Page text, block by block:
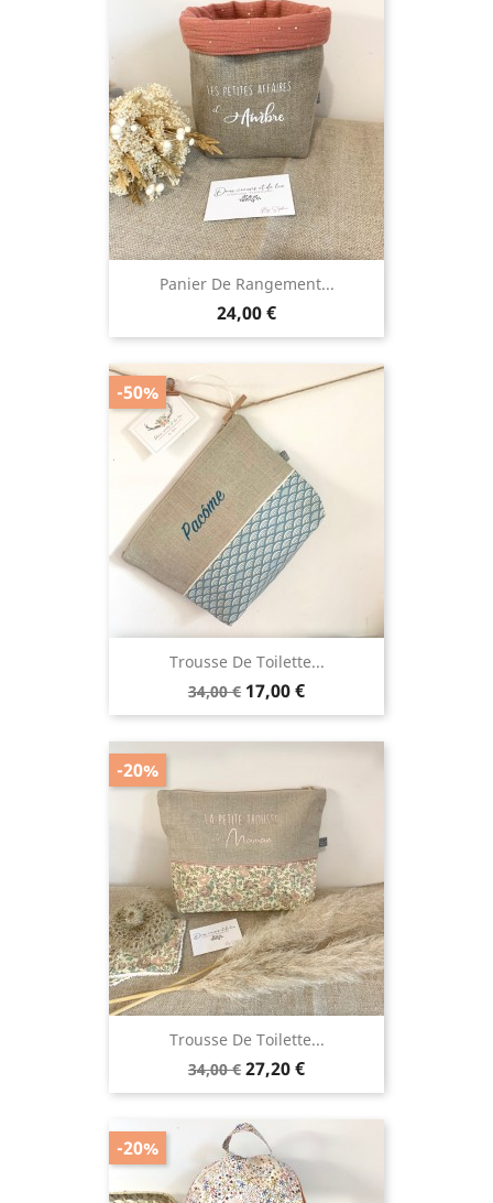
Panier De Rangement...
Prix
24,00 €
Trousse De Toilette...
Prix
de
34,00 € Prix
17,00 €
-50%
Trousse De Toilette...
Prix
de
34,00 € Prix
27,20 €
-20%
-20%